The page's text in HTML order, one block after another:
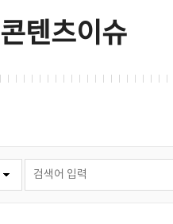
콘텐츠이슈